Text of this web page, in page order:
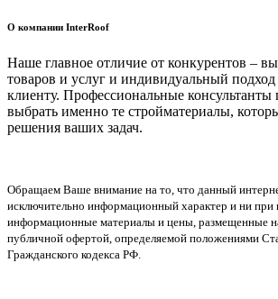
О компании InterRoof
Наше главное отличие от конкурентов –
товаров и услуг и индивидуальный
клиенту. Профессиональные консультанты
выбрать именно те стройматериалы,
решения ваших задач.
Обращаем Ваше внимание на то, что данный
исключительно информационный характер и ни при
информационные материалы и цены, размещенные
публичной офертой, определяемой положениями
Гражданского кодекса РФ.